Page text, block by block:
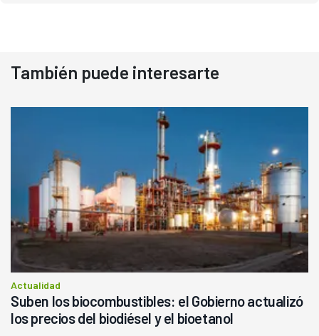
También puede interesarte
Actualidad
Suben los biocombustibles: el Gobierno actualizó
los precios del biodiésel y el bioetanol